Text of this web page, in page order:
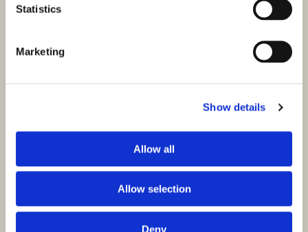
Statistics
Marketing
Show details
Allow all
Allow selection
Deny